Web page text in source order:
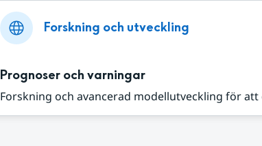
Forskning och utveckling
Prognoser och varningar
Forskning och avancerad modellutveckling för att